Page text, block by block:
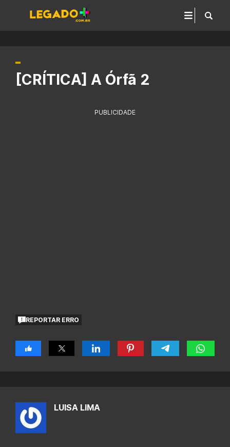
[CRÍTICA] A Órfã 2
PUBLICIDADE
REPORTAR ERRO
LUISA LIMA